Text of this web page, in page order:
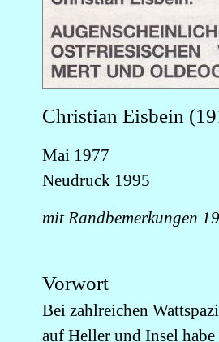
Christian Eisbein
Mai 1977
Neudruck 1995
mit Randbemerkungen
Vorwort
Bei zahlreichen
auf Heller und Insel